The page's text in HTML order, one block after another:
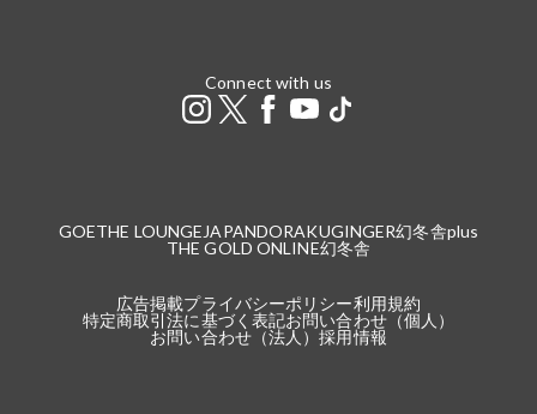
Connect with us
GOETHE LOUNGE JAPANDORAKUGINGER幻冬舎plus
THE GOLD ONLINE幻冬舎
広告掲載プライバシーポリシー利用規約
特定商取引法に基づく表記お問い合わせ（個人）
お問い合わせ（法人）採用情報